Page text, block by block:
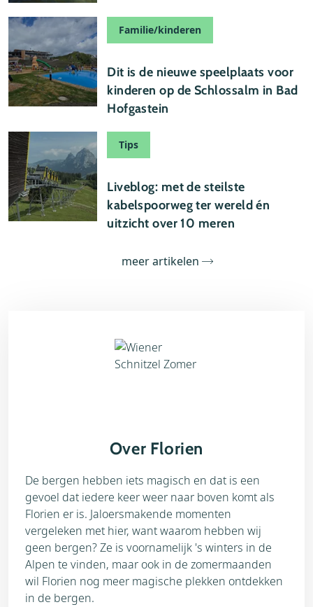
Familie/kinderen
Dit is de nieuwe speelplaats voor
kinderen op de Schlossalm in Bad
Hofgastein
Tips
Liveblog: met de steilste
kabelspoorweg ter wereld én
uitzicht over 10 meren
meer artikelen
Over Florien
De bergen hebben iets magisch en dat is een
gevoel dat iedere keer weer naar boven komt als
Florien er is. Jaloersmakende momenten
vergeleken met hier, want waarom hebben wij
geen bergen? Ze is voornamelijk 's winters in de
Alpen te vinden, maar ook in de zomermaanden
wil Florien nog meer magische plekken ontdekken
in de bergen.